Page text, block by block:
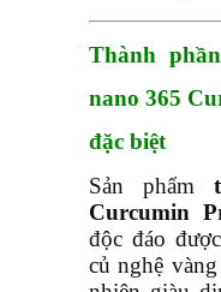
Thành
nano 365
đặc biệt
Sản phẩm
Curcumin
độc đáo
củ nghệ